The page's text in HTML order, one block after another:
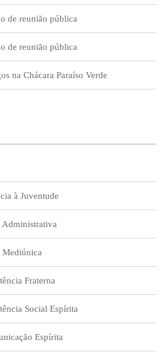
de reunião pública
de reunião pública
na Chácara Paraíso Verde
à Juventude
Administrativa
Mediúnica
Fraterna
Social Espírita
Espírita